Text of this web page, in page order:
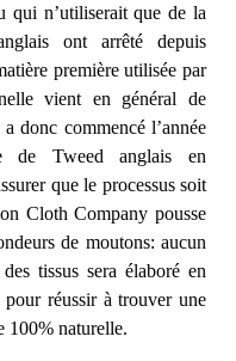
qui n’utiliserait que de la
ont arrêté depuis
première utilisée par
vient en général de
donc commencé l’année
de Tweed anglais en
que le processus soit
Cloth Company pousse
de moutons: aucun
tissus sera élaboré en
réussir à trouver une
100% naturelle.